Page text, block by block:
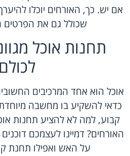
אם יש. כך, האורחים יוכלו
שכולל גם את הפרטים
תחנות אוכל
לכולם
אוכל הוא אחד המרכיבים
כדאי להשקיע בו מחשבה
קבוע, למה לא להציע תחנות
האורחים? דמיינו לעצמכם
על האש ואפילו תחנת